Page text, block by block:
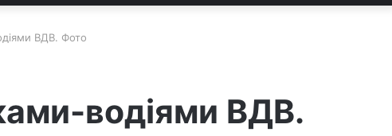
ВДВ. Фото
водіями ВДВ.